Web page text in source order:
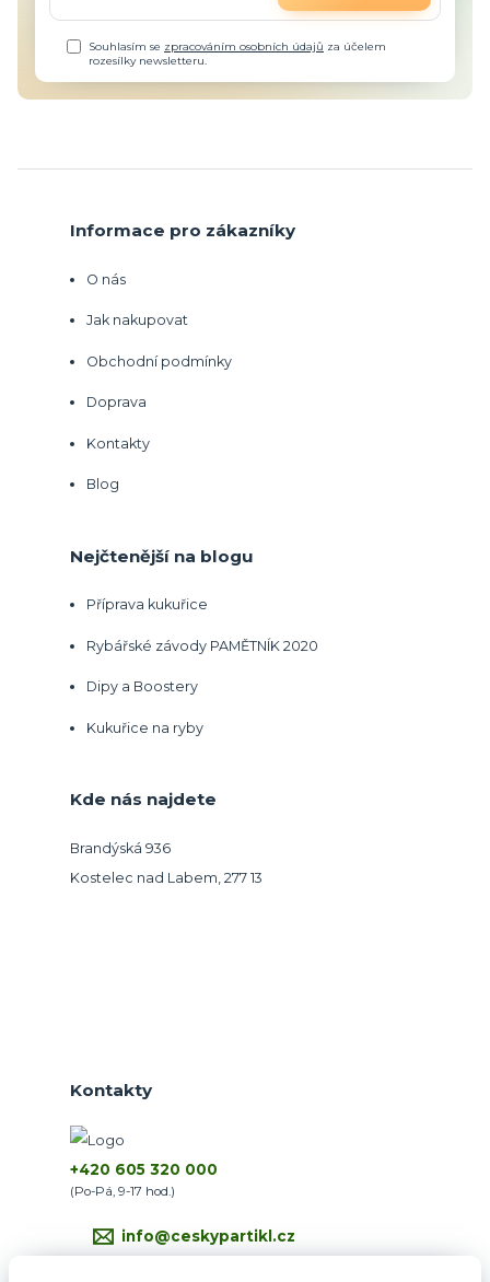
Souhlasím se zpracováním osobních údajů za účelem
rozesílky newsletteru.
Informace pro zákazníky
O nás
Jak nakupovat
Obchodní podmínky
Doprava
Kontakty
Blog
Nejčtenější na blogu
Příprava kukuřice
Rybářské závody PAMĚTNÍK 2020
Dipy a Boostery
Kukuřice na ryby
Kde nás najdete
Brandýská 936
Kostelec nad Labem, 277 13
Kontakty
+420 605 320 000
(Po-Pá, 9-17 hod.)
info@ceskypartikl.cz